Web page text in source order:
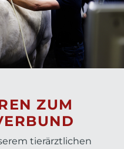
ZUM
tierärztlichen